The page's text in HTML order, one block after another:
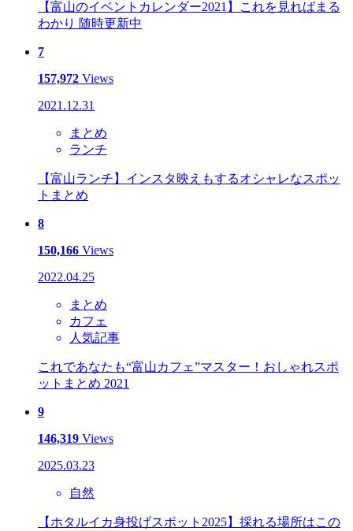
【富山のイベントカレンダー2021】これを見ればまる
わかり 随時更新中
7
157,972 Views
2021.12.31
まとめ
ランチ
【富山ランチ】インスタ映えもするオシャレなスポッ
トまとめ
8
150,166 Views
2022.04.25
まとめ
カフェ
人気記事
これであなたも“富山カフェ”マスター！おしゃれスポ
ットまとめ 2021
9
146,319 Views
2025.03.23
自然
【ホタルイカ身投げスポット2025】採れる場所はこの